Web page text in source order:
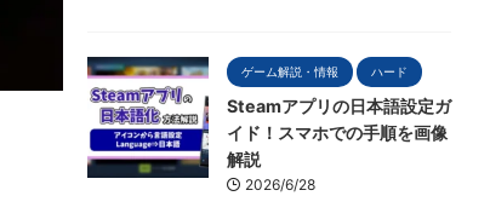
ゲーム解説・情報 ハード
Steamアプリの日本語設定ガ
イド！スマホでの手順を画像
解説
2026/6/28